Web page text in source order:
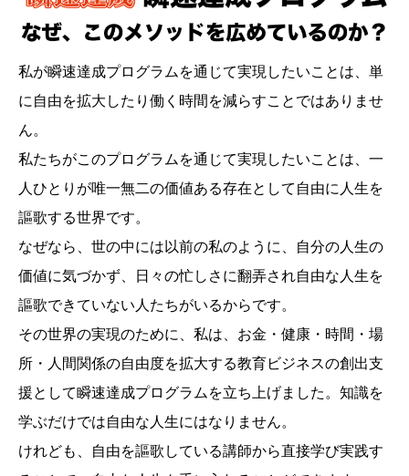
私が瞬速達成プログラムを通じて実現したいことは、単
に自由を拡大したり働く時間を減らすことではありませ
ん。
私たちがこのプログラムを通じて実現したいことは、一
人ひとりが唯一無二の価値ある存在として自由に人生を
謳歌する世界です。
なぜなら、世の中には以前の私のように、自分の人生の
価値に気づかず、日々の忙しさに翻弄され自由な人生を
謳歌できていない人たちがいるからです。
その世界の実現のために、私は、お金・健康・時間・場
所・人間関係の自由度を拡大する教育ビジネスの創出支
援として瞬速達成プログラムを立ち上げました。知識を
学ぶだけでは自由な人生にはなりません。
けれども、自由を謳歌している講師から直接学び実践す